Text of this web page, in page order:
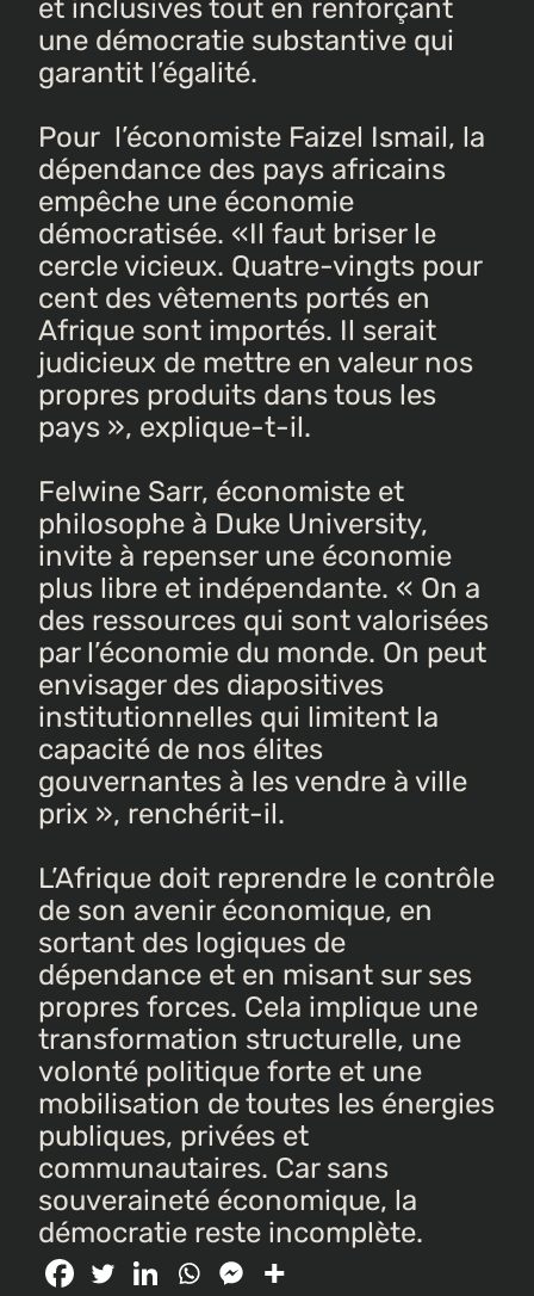
et inclusives tout en renforçant
une démocratie substantive qui
garantit l’égalité.
Pour l’économiste Faizel Ismail, la
dépendance des pays africains
empêche une économie
démocratisée. «Il faut briser le
cercle vicieux. Quatre-vingts pour
cent des vêtements portés en
Afrique sont importés. Il serait
judicieux de mettre en valeur nos
propres produits dans tous les
pays », explique-t-il.
Felwine Sarr, économiste et
philosophe à Duke University,
invite à repenser une économie
plus libre et indépendante. « On a
des ressources qui sont valorisées
par l’économie du monde. On peut
envisager des diapositives
institutionnelles qui limitent la
capacité de nos élites
gouvernantes à les vendre à ville
prix », renchérit-il.
L’Afrique doit reprendre le contrôle
de son avenir économique, en
sortant des logiques de
dépendance et en misant sur ses
propres forces. Cela implique une
transformation structurelle, une
volonté politique forte et une
mobilisation de toutes les énergies
publiques, privées et
communautaires. Car sans
souveraineté économique, la
démocratie reste incomplète.